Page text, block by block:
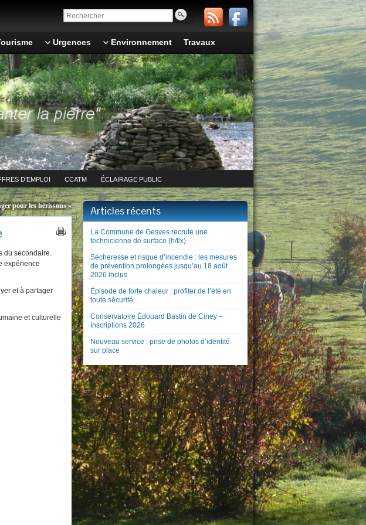
Urgences Environnement Travaux
D’EMPLOI CCATM ÉCLAIRAGE PUBLIC
pour les hérissons»
du secondaire.
expérience
et à partager
et culturelle
Articles récents
La Commune de Gesves recrute une
technicienne de surface (h/f/x)
Sécheresse et risque d’incendie : les mesures
de prévention prolongées jusqu’au 18 août
2026 inclus
Épisode de forte chaleur : profiter de l’été en
toute sécurité
Conservatoire Édouard Bastin de Ciney –
Inscriptions 2026
Nouveau service : prise de photos d’identité
sur place